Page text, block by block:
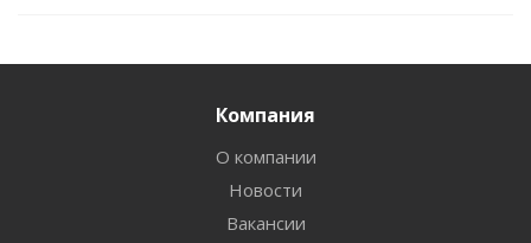
Компания
О компании
Новости
Вакансии